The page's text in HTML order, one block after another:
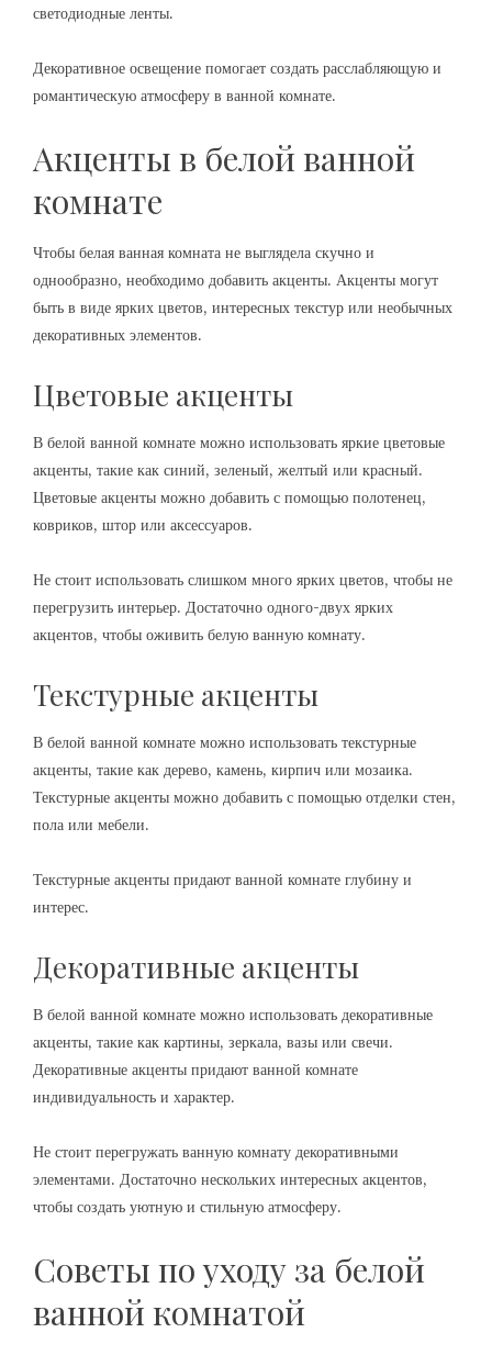
светодиодные ленты.
Декоративное освещение помогает создать расслабляющую и
романтическую атмосферу в ванной комнате.
Акценты в белой ванной
комнате
Чтобы белая ванная комната не выглядела скучно и
однообразно, необходимо добавить акценты. Акценты могут
быть в виде ярких цветов, интересных текстур или необычных
декоративных элементов.
Цветовые акценты
В белой ванной комнате можно использовать яркие цветовые
акценты, такие как синий, зеленый, желтый или красный.
Цветовые акценты можно добавить с помощью полотенец,
ковриков, штор или аксессуаров.
Не стоит использовать слишком много ярких цветов, чтобы не
перегрузить интерьер. Достаточно одного-двух ярких
акцентов, чтобы оживить белую ванную комнату.
Текстурные акценты
В белой ванной комнате можно использовать текстурные
акценты, такие как дерево, камень, кирпич или мозаика.
Текстурные акценты можно добавить с помощью отделки стен,
пола или мебели.
Текстурные акценты придают ванной комнате глубину и
интерес.
Декоративные акценты
В белой ванной комнате можно использовать декоративные
акценты, такие как картины, зеркала, вазы или свечи.
Декоративные акценты придают ванной комнате
индивидуальность и характер.
Не стоит перегружать ванную комнату декоративными
элементами. Достаточно нескольких интересных акцентов,
чтобы создать уютную и стильную атмосферу.
Советы по уходу за белой
ванной комнатой